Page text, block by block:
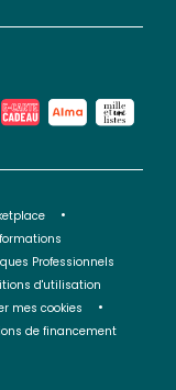
Professionnels
d'utilisation
mes cookies
de financement